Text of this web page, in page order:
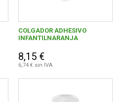
COLGADOR ADHESIVO
INFANTILNARANJA
8,15 €
6,74 € sin IVA